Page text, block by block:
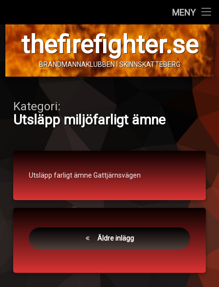
MENY
Personal
Fordon
Hoppa
till
innehållthefirefighter.se
BRANDMANNAKLUBBEN I SKINNSKATTEBERG
Kategori:
Utsläpp miljöfarligt ämne
Stort
larm
Publicerat den
Utsläpp farligt ämne Gattjärnsvägen
Inläggsnavigering
Äldre inlägg